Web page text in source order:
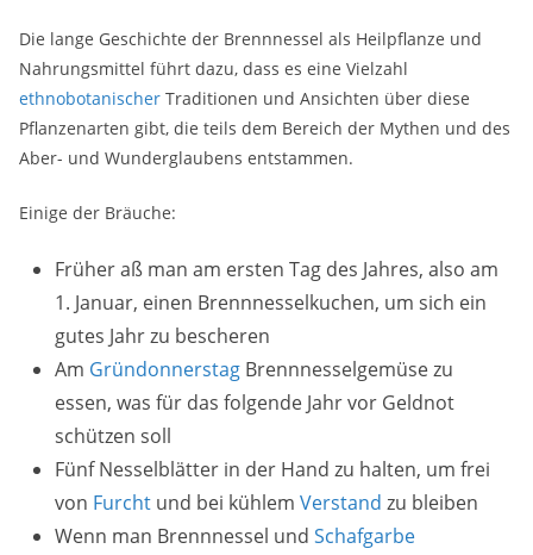
Die lange Geschichte der Brennnessel als Heilpflanze und
Nahrungsmittel führt dazu, dass es eine Vielzahl
ethnobotanischer Traditionen und Ansichten über diese
Pflanzenarten gibt, die teils dem Bereich der Mythen und des
Aber- und Wunderglaubens entstammen.
Einige der Bräuche:
Früher aß man am ersten Tag des Jahres, also am
1. Januar, einen Brennnesselkuchen, um sich ein
gutes Jahr zu bescheren
Am Gründonnerstag Brennnesselgemüse zu
essen, was für das folgende Jahr vor Geldnot
schützen soll
Fünf Nesselblätter in der Hand zu halten, um frei
von Furcht und bei kühlem Verstand zu bleiben
Wenn man Brennnessel und Schafgarbe